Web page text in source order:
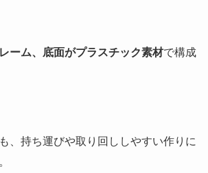
ーム、底面がプラスチック素材で構成
、持ち運びや取り回ししやすい作りに